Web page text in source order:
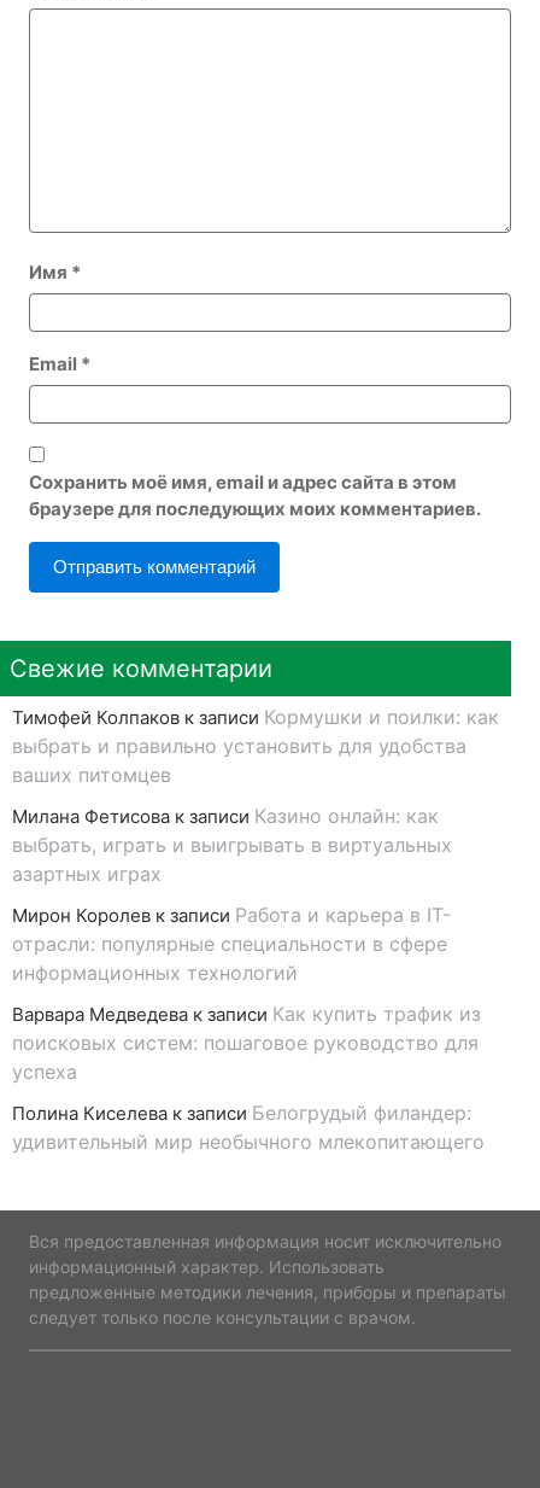
Имя *
Email *
Сохранить моё имя, email и адрес сайта в этом
браузере для последующих моих комментариев.
Свежие комментарии
Тимофей Колпаков к записи Кормушки и поилки: как
выбрать и правильно установить для удобства
ваших питомцев
Милана Фетисова к записи Казино онлайн: как
выбрать, играть и выигрывать в виртуальных
азартных играх
Мирон Королев к записи Работа и карьера в IT-
отрасли: популярные специальности в сфере
информационных технологий
Варвара Медведева к записи Как купить трафик из
поисковых систем: пошаговое руководство для
успеха
Полина Киселева к записи Белогрудый филандер:
удивительный мир необычного млекопитающего
Вся предоставленная информация носит исключительно
информационный характер. Использовать
предложенные методики лечения, приборы и препараты
следует только после консультации с врачом.